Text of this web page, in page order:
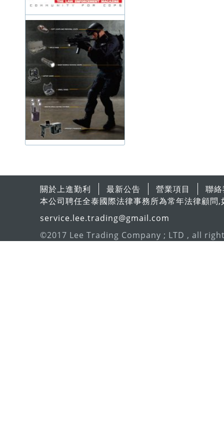
關於上進勤利 最新公告 營業項目
聯
本公司聘任全泰國際法律事務所為常年法律顧
service.lee.trading@gmail.com
©2017 Lee Trading Company ; LTD , all